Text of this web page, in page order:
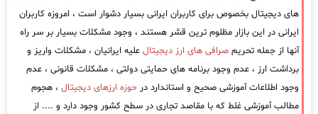
های دیجیتال بخصوص برای کاربران ایرانی بسیار دشوار است ، امروزه کاربران
ایرانی در این بازار مظلوم ترین قشر هستند ، وجود مشکلات بسیار بر سر راه
آنها از جمله تحریم صرافی های ارز دیجیتال علیه ایرانیان ، مشکلات واریز و
برداشت ارز ، عدم وجود برنامه های حمایتی دولتی ، مشکلات قانونی ، عدم
وجود اطلاعات آموزشی صحیح و استاندارد در حوزه ارزهای دیجیتال ، هجوم
مطالب آموزشی غلط که با مقاصد تجاری در سطح کشور وجود دارد و .... از